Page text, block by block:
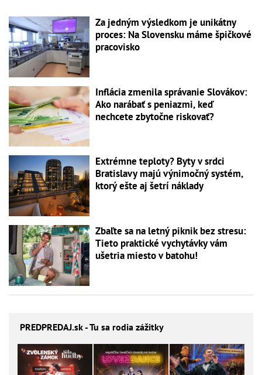
Za jedným výsledkom je unikátny
proces: Na Slovensku máme špičkové
pracovisko
Inflácia zmenila správanie Slovákov:
Ako narábať s peniazmi, keď
nechcete zbytočne riskovať?
Extrémne teploty? Byty v srdci
Bratislavy majú výnimočný systém,
ktorý ešte aj šetrí náklady
Zbaľte sa na letný piknik bez stresu:
Tieto praktické vychytávky vám
ušetria miesto v batohu!
PREDPREDAJ.sk - Tu sa rodia zážitky